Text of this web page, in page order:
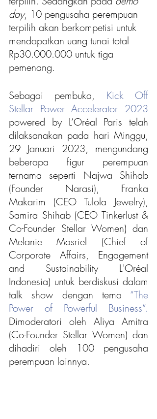
day, 10 pengusaha perempuan
terpilih akan berkompetisi untuk
mendapatkan uang tunai total
Rp30.000.000 untuk tiga
pemenang.
Sebagai pembuka, Kick Off
Stellar Power Accelerator 2023
powered by L’Oréal Paris telah
dilaksanakan pada hari Minggu,
29 Januari 2023, mengundang
beberapa figur perempuan
ternama seperti Najwa Shihab
(Founder Narasi), Franka
Makarim (CEO Tulola Jewelry),
Samira Shihab (CEO Tinkerlust &
Co-Founder Stellar Women) dan
Melanie Masriel (Chief of
Corporate Affairs, Engagement
and Sustainability L'Oréal
Indonesia) untuk berdiskusi dalam
talk show dengan tema “The
Power of Powerful Business”.
Dimoderatori oleh Aliya Amitra
(Co-Founder Stellar Women) dan
dihadiri oleh 100 pengusaha
perempuan lainnya.